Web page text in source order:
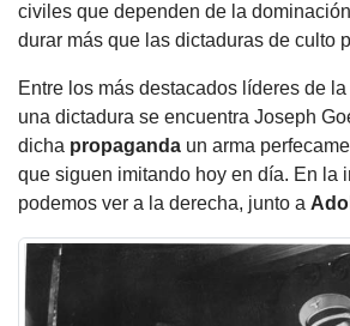
civiles que dependen de la
durar más que las dictaduras de culto
Entre los más destacados líderes de la
una dictadura se encuentra Joseph
dicha propaganda un arma
que siguen imitando hoy en día. En la
podemos ver a la derecha, junto a